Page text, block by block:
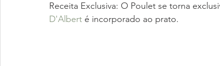
Receita Exclusiva: O Poulet se torna
D'Albert é incorporado ao prato.